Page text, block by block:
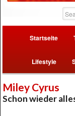
Startseite
Lifestyle
Miley Cyrus
Schon wieder